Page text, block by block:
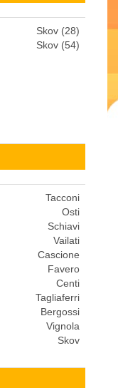
Skov (28)
Skov (54)
Tacconi
Osti
Schiavi
Vailati
Cascione
Favero
Centi
Tagliaferri
Bergossi
Vignola
Skov